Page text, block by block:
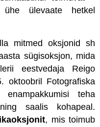
ülevaate hetkel
mitmed oksjonid sh
sügisoksjon, mida
eestvedaja Reigo
oktoobril Fotografiska
teha
saalis kohapeal.
, mis toimub